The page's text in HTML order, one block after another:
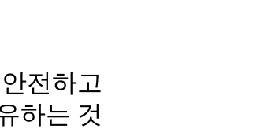
전하고
하는 것